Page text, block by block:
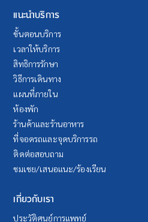
แนะนำบริการ
ขั้นตอนบริการ
เวลาให้บริการ
สิทธิการรักษา
วิธีการเดินทาง
แผนที่ภายใน
ห้องพัก
ร้านค้าและร้านอาหาร
ที่จอดรถและจุดบริการรถ
ติดต่อสอบถาม
ชมเชย/เสนอแนะ/ร้องเรียน
เกี่ยวกับเรา
ประวัติศูนย์การแพทย์